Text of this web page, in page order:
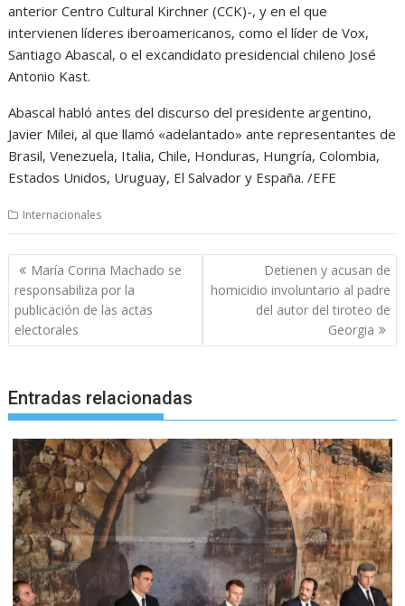
anterior Centro Cultural Kirchner (CCK)-, y en el que
intervienen líderes iberoamericanos, como el líder de Vox,
Santiago Abascal, o el excandidato presidencial chileno José
Antonio Kast.
Abascal habló antes del discurso del presidente argentino,
Javier Milei, al que llamó «adelantado» ante representantes de
Brasil, Venezuela, Italia, Chile, Honduras, Hungría, Colombia,
Estados Unidos, Uruguay, El Salvador y España. /EFE
Internacionales
Navegación
de
entradas
María Corina Machado se
responsabiliza por la
publicación de las actas
electorales
Detienen y acusan de
homicidio involuntario al padre
del autor del tiroteo de
Georgia
Entradas relacionadas